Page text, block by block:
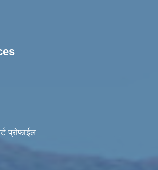
प्रोफाईल